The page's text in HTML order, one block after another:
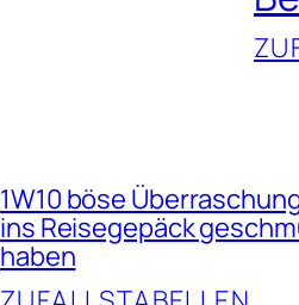
1W10 böse
ins Reisegepäck
haben